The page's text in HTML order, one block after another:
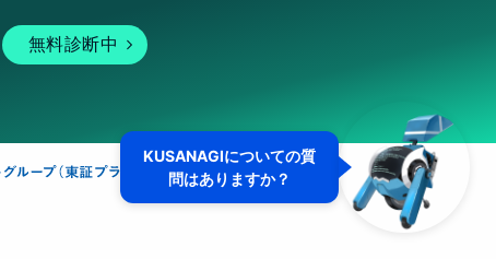
無料診断中
KUSANAGIについての質
問はありますか？